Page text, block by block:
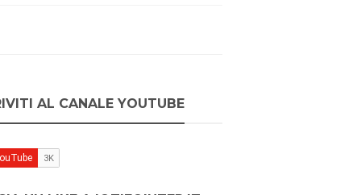
AL CANALE YOUTUBE